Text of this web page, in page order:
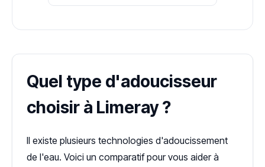
Quel type d'adoucisseur
choisir à Limeray ?
Il existe plusieurs technologies d'adoucissement
de l'eau. Voici un comparatif pour vous aider à